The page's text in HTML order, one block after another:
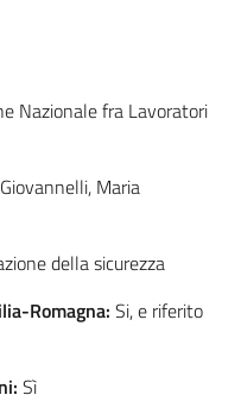
Nazionale fra Lavoratori
Maria
della sicurezza
Romagna: Si, e riferito
Sì